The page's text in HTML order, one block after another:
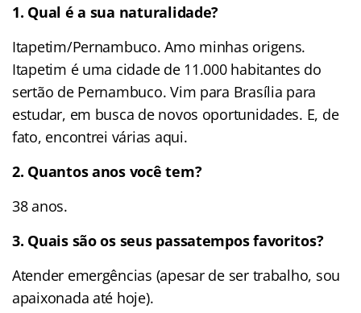
1. Qual é a sua naturalidade?
Itapetim/Pernambuco. Amo minhas origens.
Itapetim é uma cidade de 11.000 habitantes do
sertão de Pernambuco. Vim para Brasília para
estudar, em busca de novos oportunidades. E, de
fato, encontrei várias aqui.
2. Quantos anos você tem?
38 anos.
3. Quais são os seus passatempos favoritos?
Atender emergências (apesar de ser trabalho, sou
apaixonada até hoje).